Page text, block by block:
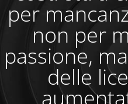
per
non per
passione,
delle